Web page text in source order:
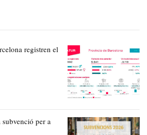
registren el
per a